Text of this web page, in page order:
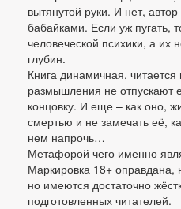
вытянутой руки. И нет,
бабайками. Если уж пугать,
человеческой психики, а их
глубин.
Книга динамичная,
размышления не отпускают
концовку. И еще – как оно,
смертью и не замечать её,
нем напрочь…
Метафорой чего именно
Маркировка 18+ оправдана,
но имеются достаточно
подготовленных читателей.